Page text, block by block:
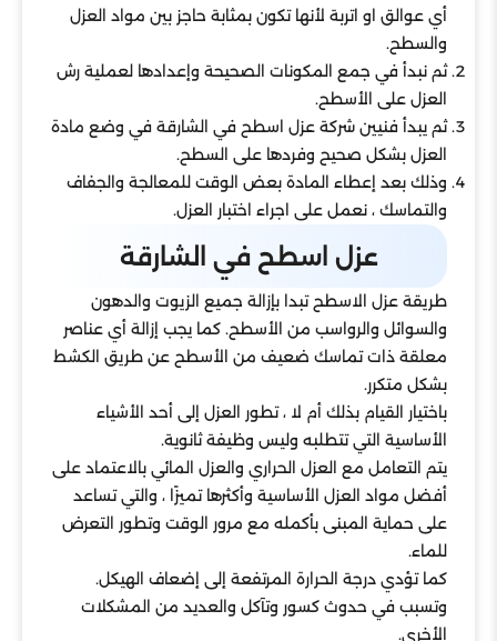
أي عوالق او اتربة لأنها تكون بمثابة حاجز بين مواد العزل
والسطح.
ثم نبدأ في جمع المكونات الصحيحة وإعدادها لعملية رش
العزل على الأسطح.
ثم يبدأ فنيين شركة عزل اسطح في الشارقة في وضع مادة
العزل بشكل صحيح وفردها على السطح.
وذلك بعد إعطاء المادة بعض الوقت للمعالجة والجفاف
والتماسك ، نعمل على اجراء اختبار العزل.
عزل اسطح في الشارقة
طريقة عزل الاسطح تبدا بإزالة جميع الزيوت والدهون
والسوائل والرواسب من الأسطح. كما يجب إزالة أي عناصر
معلقة ذات تماسك ضعيف من الأسطح عن طريق الكشط
بشكل متكرر.
باختيار القيام بذلك أم لا ، تطور العزل إلى أحد الأشياء
الأساسية التي تتطلبه وليس وظيفة ثانوية.
يتم التعامل مع العزل الحراري والعزل المائي بالاعتماد على
أفضل مواد العزل الأساسية وأكثرها تميزًا ، والتي تساعد
على حماية المبنى بأكمله مع مرور الوقت وتطور التعرض
للماء.
كما تؤدي درجة الحرارة المرتفعة إلى إضعاف الهيكل.
وتسبب في حدوث كسور وتآكل والعديد من المشكلات
الأخرى.